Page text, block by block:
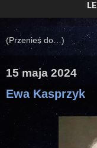
15 maja 2024
Ewa Kasprzyk